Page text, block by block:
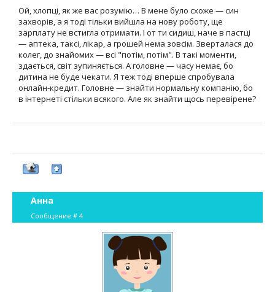
Ой, хлопці, як же вас розумію… В мене було схоже — син
захворів, а я тоді тільки вийшла на нову роботу, ще
зарплату не встигла отримати. І от ти сидиш, наче в пастці
— аптека, таксі, лікар, а грошей нема зовсім. Зверталася до
колег, до знайомих — всі "потім, потім". В такі моменти,
здається, світ зупиняється. А головне — часу немає, бо
дитина не буде чекати. Я теж тоді вперше спробувала
онлайн-кредит. Головне — знайти нормальну компанію, бо
в інтернеті стільки всякого. Але як знайти щось перевірене?
Анна
Сообщение # 4